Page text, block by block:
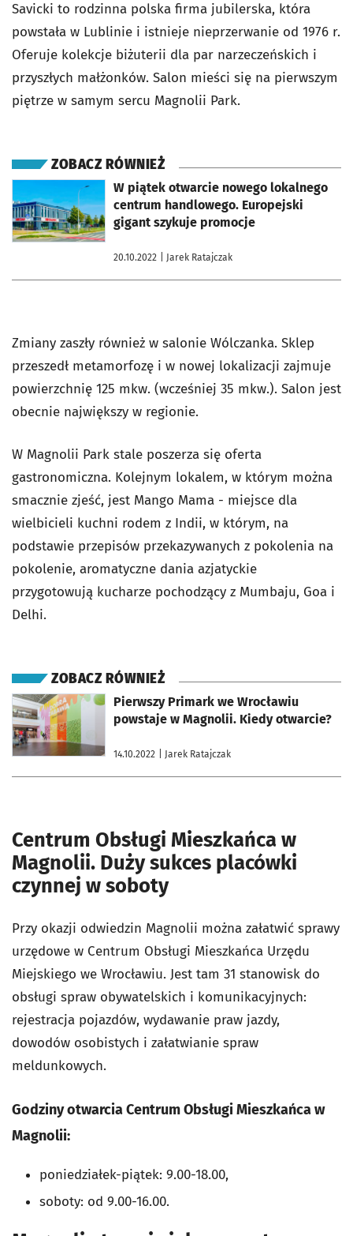
Savicki to rodzinna polska firma jubilerska, która
powstała w Lublinie i istnieje nieprzerwanie od 1976 r.
Oferuje kolekcje biżuterii dla par narzeczeńskich i
przyszłych małżonków. Salon mieści się na pierwszym
piętrze w samym sercu Magnolii Park.
ZOBACZ RÓWNIEŻ
W piątek otwarcie nowego lokalnego
centrum handlowego. Europejski
gigant szykuje promocje
20.10.2022 | Jarek Ratajczak
otworzy się w nowej karcie
Zmiany zaszły również w salonie Wólczanka. Sklep
przeszedł metamorfozę i w nowej lokalizacji zajmuje
powierzchnię 125 mkw. (wcześniej 35 mkw.). Salon jest
obecnie największy w regionie.
W Magnolii Park stale poszerza się oferta
gastronomiczna. Kolejnym lokalem, w którym można
smacznie zjeść, jest Mango Mama - miejsce dla
wielbicieli kuchni rodem z Indii, w którym, na
podstawie przepisów przekazywanych z pokolenia na
pokolenie, aromatyczne dania azjatyckie
przygotowują kucharze pochodzący z Mumbaju, Goa i
Delhi.
ZOBACZ RÓWNIEŻ
Pierwszy Primark we Wrocławiu
powstaje w Magnolii. Kiedy otwarcie?
14.10.2022 | Jarek Ratajczak
otworzy się w nowej karcie
Centrum Obsługi Mieszkańca w
Magnolii. Duży sukces placówki
czynnej w soboty
Przy okazji odwiedzin Magnolii można załatwić sprawy
urzędowe w Centrum Obsługi Mieszkańca Urzędu
Miejskiego we Wrocławiu. Jest tam 31 stanowisk do
obsługi spraw obywatelskich i komunikacyjnych:
rejestracja pojazdów, wydawanie praw jazdy,
dowodów osobistych i załatwianie spraw
meldunkowych.
Godziny otwarcia Centrum Obsługi Mieszkańca w
Magnolii:
poniedziałek-piątek: 9.00-18.00,
soboty: od 9.00-16.00.